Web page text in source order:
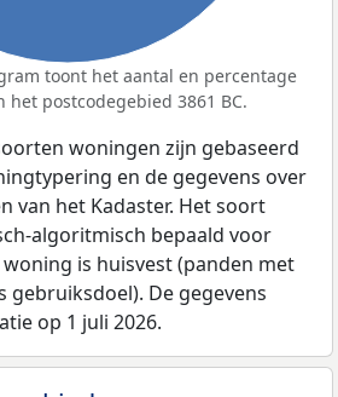
toont het aantal en percentage
postcodegebied 3861 BC.
woningen zijn gebaseerd
en de gegevens over
van het Kadaster. Het soort
algoritmisch bepaald voor
is huisvest (panden met
gebruiksdoel). De gegevens
op 1 juli 2026.